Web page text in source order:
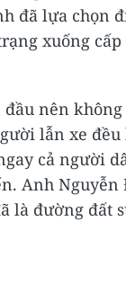
đã lựa chọn
xuống
nên
lẫn xe đều
cả người
Anh
là đường đất